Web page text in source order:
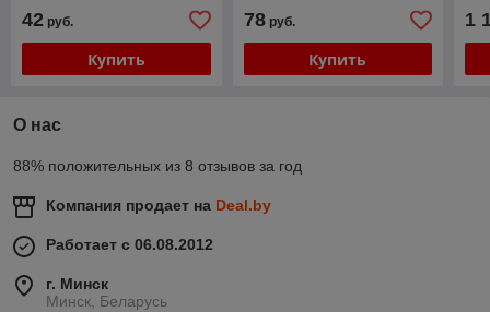
42 руб.
Купить
78руб.
Купить
1
О нас
88% положительных из 8 отзывов за год
Компания продает на Deal.by
Работает с 06.08.2012
г. Минск
Минск, Беларусь